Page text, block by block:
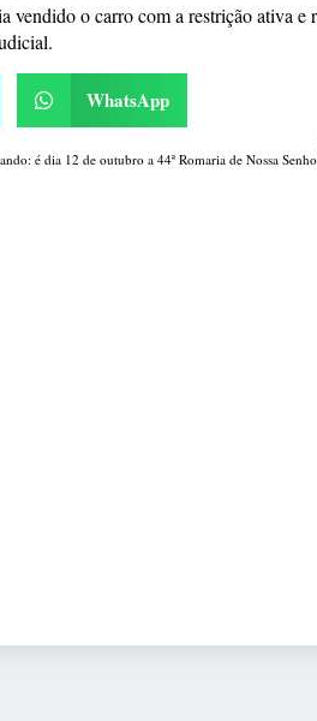
vendido o carro com a restrição ativa e
WhatsApp
é dia 12 de outubro a 44ª Romaria de Nossa